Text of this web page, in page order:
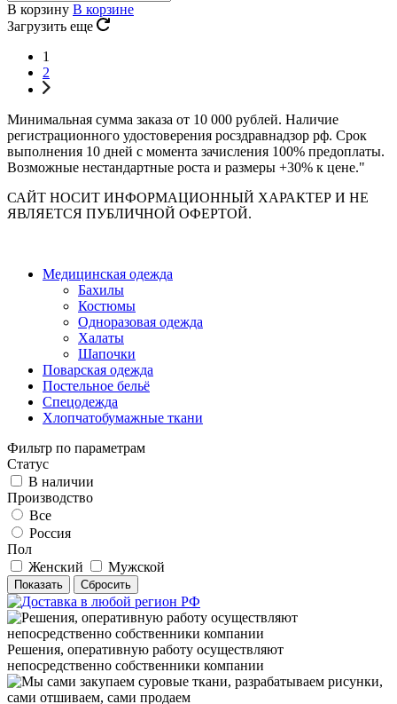
В корзину В корзине
Загрузить еще
1
2
Минимальная сумма заказа от 10 000 рублей. Наличие
регистрационного удостоверения росздравнадзор рф. Срок
выполнения 10 дней с момента зачисления 100% предоплаты.
Возможные нестандартные роста и размеры +30% к цене."
САЙТ НОСИТ ИНФОРМАЦИОННЫЙ ХАРАКТЕР И НЕ
ЯВЛЯЕТСЯ ПУБЛИЧНОЙ ОФЕРТОЙ.
Медицинская одежда
Бахилы
Костюмы
Одноразовая одежда
Халаты
Шапочки
Поварская одежда
Постельное бельё
Спецодежда
Хлопчатобумажные ткани
Фильтр по параметрам
Статус
В наличии
Производство
Все
Россия
Пол
Женский
Мужской
Сбросить
Решения, оперативную работу осуществляют
непосредственно собственники компании